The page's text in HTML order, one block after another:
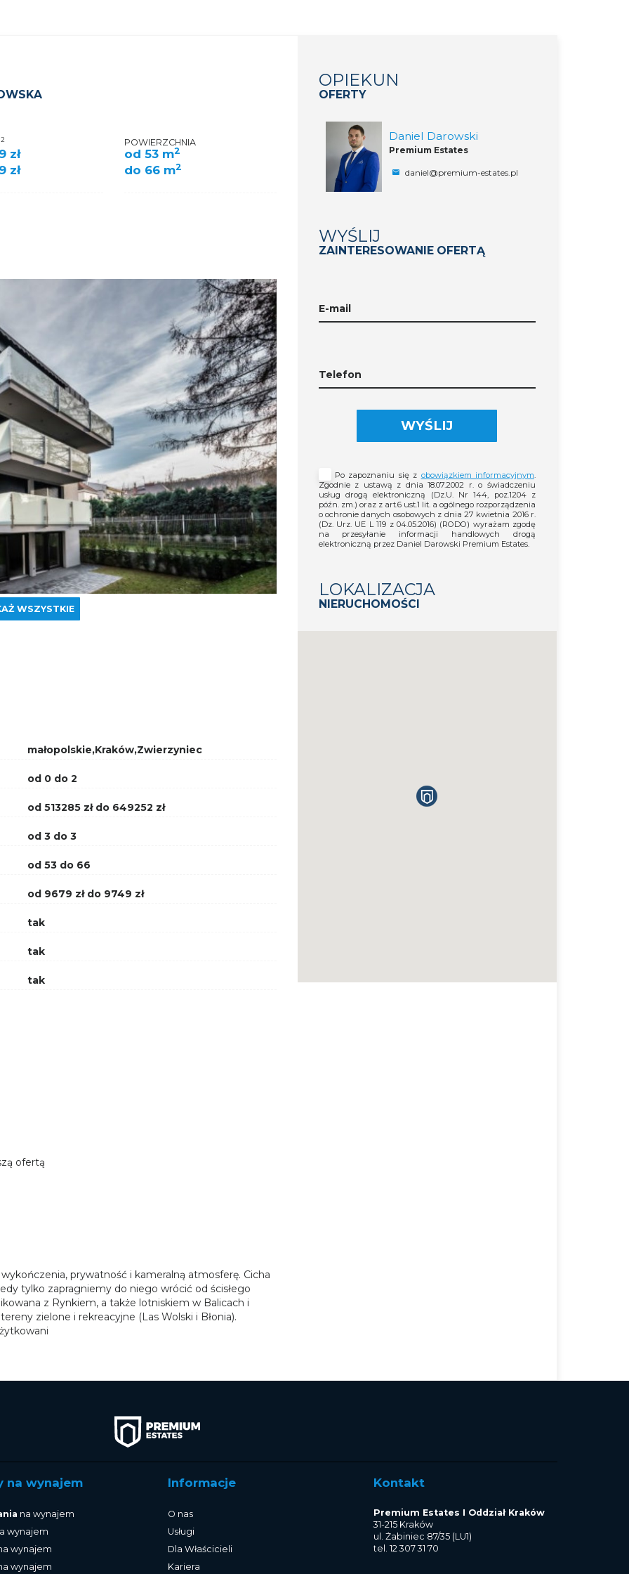
2
zł
zł
POWIERZCHNIA
od 53 m2
do 66 m2
WSZYSTKIE
małopolskie,Kraków,Zwierzyniec
od 0 do 2
od 513285 zł do 649252 zł
od 3 do 3
od 53 do 66
od 9679 zł do 9749 zł
tak
tak
tak
ofertą
prywatność i kameralną atmosferę. Cicha
tylko zapragniemy do niego wrócić od ścisłego
z Rynkiem, a także lotniskiem w Balicach i
zielone i rekreacyjne (Las Wolski i Błonia).
OPIEKUN
OFERTY
Daniel Darowski
Premium Estates
daniel@premium-estates.pl
WYŚLIJ
ZAINTERESOWANIE OFERTĄ
E-mail
Telefon
WYŚLIJ
Po zapoznaniu się z obowiązkiem informacyjnym.
Zgodnie z ustawą z dnia 18.07.2002 r. o świadczeniu
usług drogą elektroniczną (Dz.U. Nr 144, poz.1204 z
późn. zm.) oraz z art.6 ust.1 lit. a ogólnego rozporządzenia
o ochronie danych osobowych z dnia 27 kwietnia 2016 r.
(Dz. Urz. UE L 119 z 04.05.2016) (RODO) wyrażam zgodę
na przesyłanie informacji handlowych drogą
elektroniczną przez Daniel Darowski Premium Estates.
LOKALIZACJA
NIERUCHOMOŚCI
na wynajem
na wynajem
wynajem
wynajem
wynajem
Informacje
O nas
Usługi
Dla Właścicieli
Kariera
Kontakt
Premium Estates I Oddział Kraków
31-215 Kraków
ul. Żabiniec 87/35 (LU1)
tel. 12 307 31 70